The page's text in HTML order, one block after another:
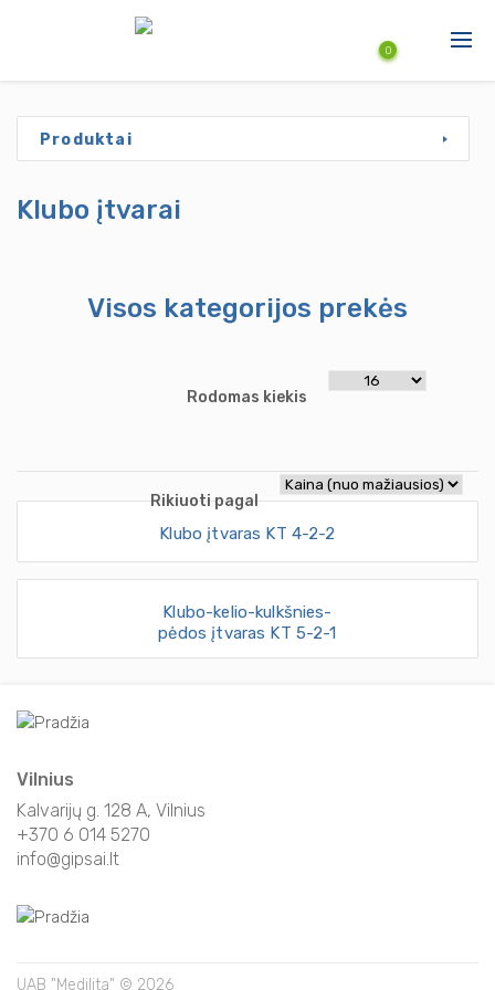
Pereiti į pagrindinį turinį
Produktai
Naujienos
0
Produktai
Klubo įtvarai
Visos kategorijos prekės
Rodomas kiekis
Rikiuoti pagal
Klubo įtvaras KT 4-2-2
Klubo-kelio-kulkšnies-
pėdos įtvaras KT 5-2-1
Vilnius
Kalvarijų g. 128 A, Vilnius
+370 6 014 5270
info@gipsai.lt
UAB "Medilita" © 2026